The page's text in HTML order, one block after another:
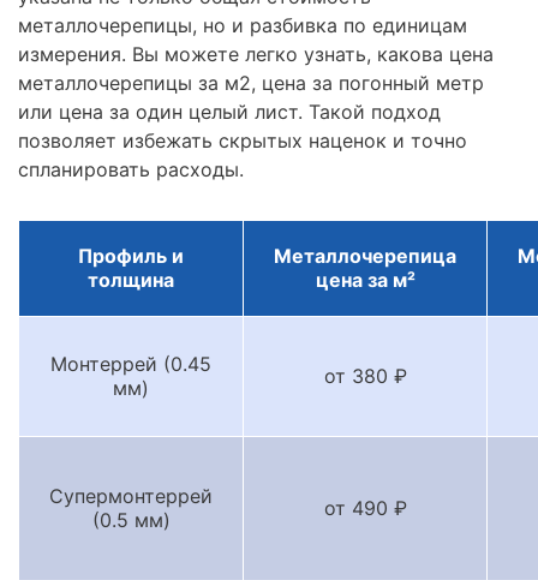
металлочерепицы, но и разбивка по единицам
измерения. Вы можете легко узнать, какова цена
металлочерепицы за м2, цена за погонный метр
или цена за один целый лист. Такой подход
позволяет избежать скрытых наценок и точно
спланировать расходы.
Профиль и
толщина
Металлочерепица
цена за м²
Монтеррей (0.45
мм)
от 380 ₽
Супермонтеррей
(0.5 мм)
от 490 ₽